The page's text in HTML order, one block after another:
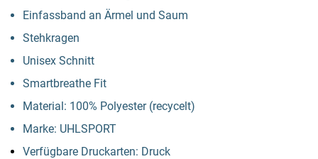
Einfassband an Ärmel und Saum
Stehkragen
Unisex Schnitt
Smartbreathe Fit
Material: 100% Polyester (recycelt)
Marke: UHLSPORT
Verfügbare Druckarten: Druck